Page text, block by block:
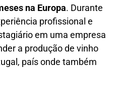
na Europa. Durante
profissional e
em uma empresa
a produção de vinho
país onde também